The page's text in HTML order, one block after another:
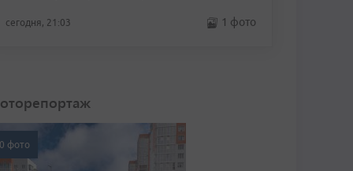
сегодня, 21:03 1 фото
фото